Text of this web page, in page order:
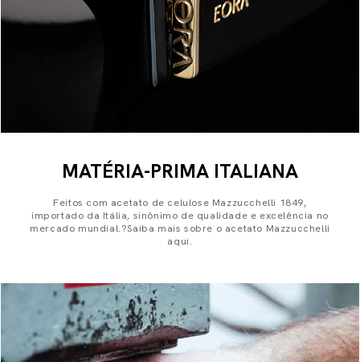
MATÉRIA-PRIMA ITALIANA
Feitos com acetato de celulose Mazzucchelli 1849,
importado da Itália, sinônimo de qualidade e excelência no
mercado mundial.?Saiba mais sobre o acetato Mazzucchelli
aqui.